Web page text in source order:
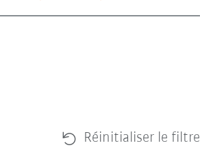
Réinitialiser le filtre